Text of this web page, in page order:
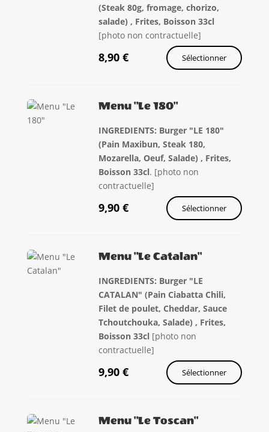
(Steak 80g, fromage, chorizo,
salade) , Frites, Boisson 33cl
[photo non contractuelle]
8,90 € Sélectionner
Menu "Le 180"
INGREDIENTS: Burger "LE 180"
(Pain Maxibun, Steak 180,
Mozarella, Oeuf, Salade) , Frites,
Boisson 33cl. [photo non
contractuelle]
9,90 € Sélectionner
Menu "Le Catalan"
INGREDIENTS: Burger "LE
CATALAN" (Pain Ciabatta Chili,
Filet de poulet, Cheddar, Sauce
Tchoutchouka, Salade) , Frites,
Boisson 33cl[photo non
contractuelle]
9,90 € Sélectionner
Menu "Le Toscan"